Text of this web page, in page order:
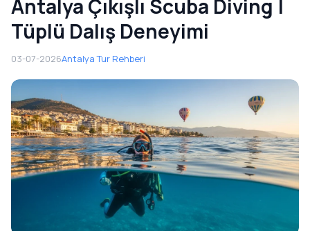
Antalya Çıkışlı Scuba Diving |
Tüplü Dalış Deneyimi
03-07-2026Antalya Tur Rehberi